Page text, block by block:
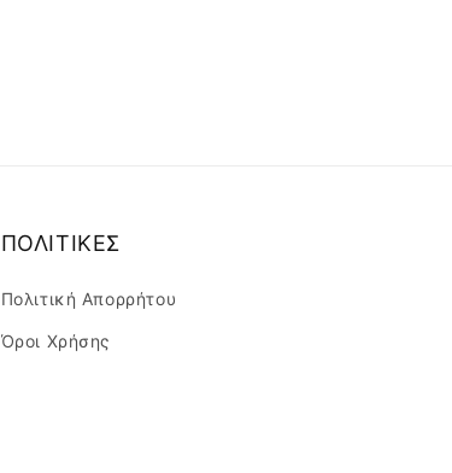
ΠΟΛΙΤΙΚΕΣ
Πολιτική Απορρήτου
Όροι Χρήσης